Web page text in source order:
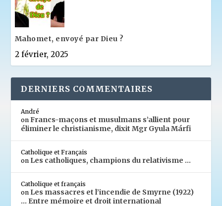
Mahomet, envoyé par Dieu ?
2 février, 2025
DERNIERS COMMENTAIRES
André
onFrancs-maçons et musulmans s’allient pour
éliminer le christianisme, dixit Mgr Gyula Márfi
Catholique et Français
on Les catholiques, champions du relativisme …
Catholique et français
on Les massacres et l’incendie de Smyrne (1922)
… Entre mémoire et droit international